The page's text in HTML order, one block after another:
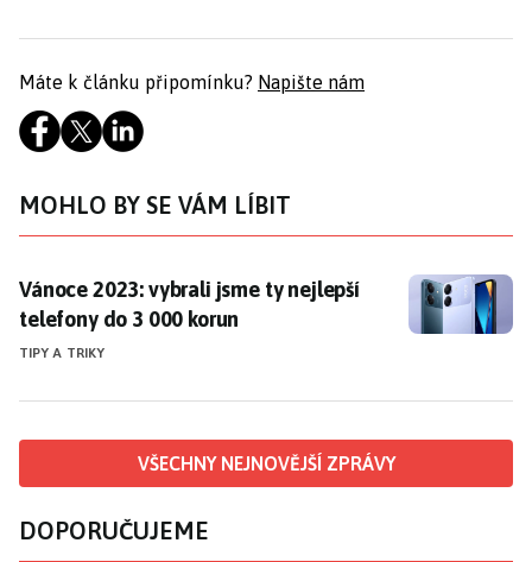
Máte k článku připomínku? Napište nám
MOHLO BY SE VÁM LÍBIT
Vánoce 2023: vybrali jsme ty nejlepší telefony do 3
Vánoce 2023: vybrali jsme ty nejlepší
telefony do 3 000 korun
TIPY A TRIKY
VŠECHNY NEJNOVĚJŠÍ ZPRÁVY
DOPORUČUJEME